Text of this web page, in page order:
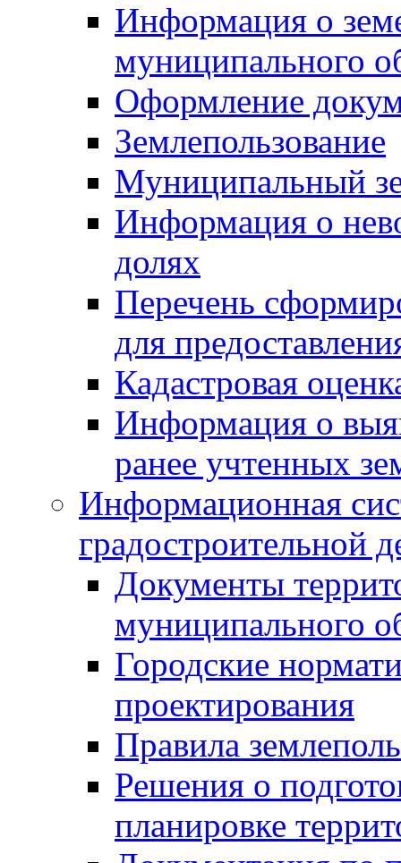
Информация о
муниципального
Оформление
Землепользование
Муниципальный
Информация о
долях
Перечень
для
Кадастровая
Информация о
ранее учтенных
Информационная
градостроительной
Документы
муниципального
Городские
проектирования
Правила
Решения о
планировке